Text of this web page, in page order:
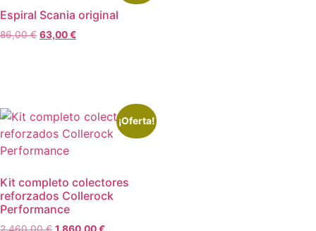
Espiral Scania original
86,00€ 63,00€
¡Oferta!
Kit completo colectores
reforzados Collerock
Performance